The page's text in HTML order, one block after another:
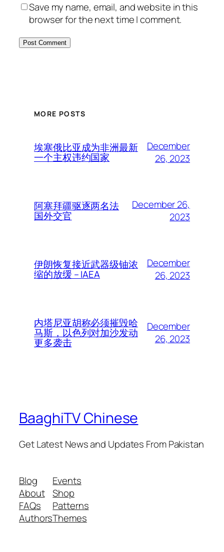
Save my name, email, and website in this
browser for the next time I comment.
MORE POSTS
埃塞俄比亚成为非洲最新
一个主权违约国家
December
26, 2023
阿塞拜疆驱逐两名法
国外交官
December 26,
2023
伊朗恢复接近武器级铀浓
缩的放缓 – IAEA
December
26, 2023
内塔尼亚胡称必须摧毁哈
马斯，以色列对加沙发动
更多袭击
December
26, 2023
BaaghiTV Chinese
Get Latest News and Updates From Pakistan
Blog
About
FAQs
Authors
Events
Shop
Patterns
Themes